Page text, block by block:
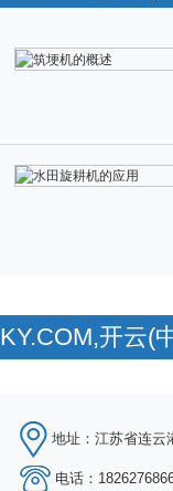
KY.COM,开云(
地址：江苏省连云
电话：